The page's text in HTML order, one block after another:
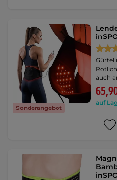
Sonderangebot
Gürtel
auch
auf